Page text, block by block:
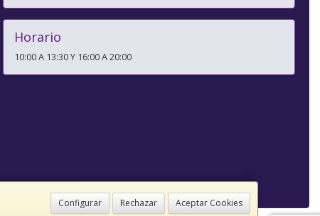
Configurar Rechazar Aceptar Cookies
Horario
10:00 A 13:30 Y 16:00 A 20:00